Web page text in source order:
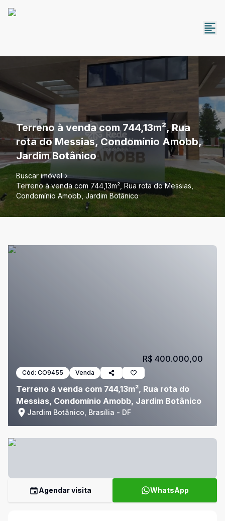
Terreno à venda com 744,13m², Rua
rota do Messias, Condomínio Amobb,
Jardim Botânico
Buscar imóvel
Terreno à venda com 744,13m², Rua rota do Messias,
Condomínio Amobb, Jardim Botânico
Cód: CO9455 Venda
Terreno à venda com 744,13m², Rua rota do
Messias, Condomínio Amobb, Jardim Botânico
Jardim Botânico, Brasília - DF
R$ 400.000,00
Agendar visita WhatsApp